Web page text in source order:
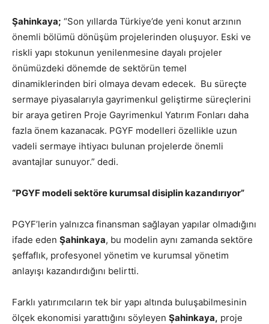
Şahinkaya; “Son yıllarda Türkiye’de yeni konut arzının
önemli bölümü dönüşüm projelerinden oluşuyor. Eski ve
riskli yapı stokunun yenilenmesine dayalı projeler
önümüzdeki dönemde de sektörün temel
dinamiklerinden biri olmaya devam edecek. Bu süreçte
sermaye piyasalarıyla gayrimenkul geliştirme süreçlerini
bir araya getiren Proje Gayrimenkul Yatırım Fonları daha
fazla önem kazanacak. PGYF modelleri özellikle uzun
vadeli sermaye ihtiyacı bulunan projelerde önemli
avantajlar sunuyor.” dedi.
“PGYF modeli sektöre kurumsal disiplin kazandırıyor”
PGYF’lerin yalnızca finansman sağlayan yapılar olmadığını
ifade eden Şahinkaya, bu modelin aynı zamanda sektöre
şeffaflık, profesyonel yönetim ve kurumsal yönetim
anlayışı kazandırdığını belirtti.
Farklı yatırımcıların tek bir yapı altında buluşabilmesinin
ölçek ekonomisi yarattığını söyleyen Şahinkaya, proje